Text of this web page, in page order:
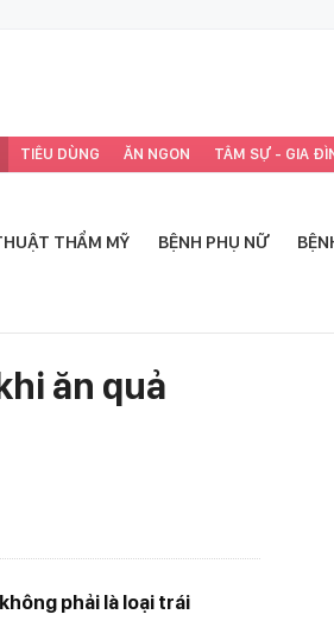
TIÊU DÙNG ĂN NGON TÂM SỰ - GIA
THẨM MỸ BỆNH PHỤ NỮ
ăn quả
phải là loại trái